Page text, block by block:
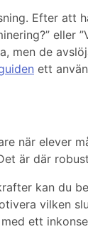
Efter att
eller
men de
ett
när elever
är där
kan du
vilken
ett